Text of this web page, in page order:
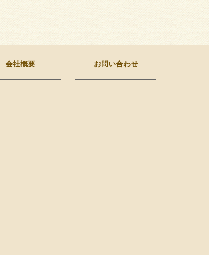
会社概要 お問い合わせ